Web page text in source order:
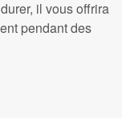
il vous offrira
pendant des